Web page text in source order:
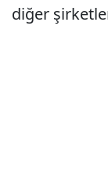
diğer